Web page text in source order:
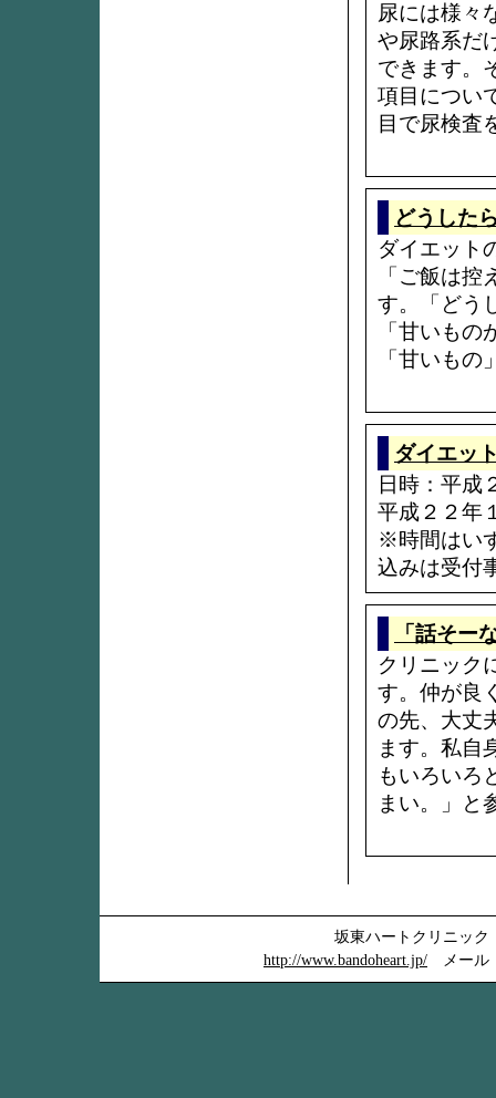
尿には様々
や尿路系だ
できます。
項目につい
目で尿検査
どうした
ダイエット
「ご飯は
す。「どう
「甘いも
「甘いも
ダイエッ
日時：平
平成２２年
※時間はい
込みは受付
「話そ
クリニック
す。仲が良
の先、大丈
ます。私自
もいろいろ
まい。」と
坂東ハートクリニッ
http://www.bandoheart.jp/ メール